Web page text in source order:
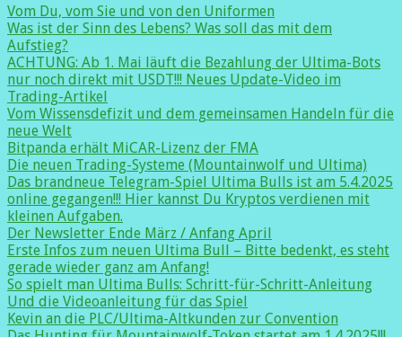
Vom Du, vom Sie und von den Uniformen
Was ist der Sinn des Lebens? Was soll das mit dem
Aufstieg?
ACHTUNG: Ab 1. Mai läuft die Bezahlung der Ultima-Bots
nur noch direkt mit USDT!!! Neues Update-Video im
Trading-Artikel
Vom Wissensdefizit und dem gemeinsamen Handeln für die
neue Welt
Bitpanda erhält MiCAR-Lizenz der FMA
Die neuen Trading-Systeme (Mountainwolf und Ultima)
Das brandneue Telegram-Spiel Ultima Bulls ist am 5.4.2025
online gegangen!!! Hier kannst Du Kryptos verdienen mit
kleinen Aufgaben.
Der Newsletter Ende März / Anfang April
Erste Infos zum neuen Ultima Bull – Bitte bedenkt, es steht
gerade wieder ganz am Anfang!
So spielt man Ultima Bulls: Schritt-für-Schritt-Anleitung
Und die Videoanleitung für das Spiel
Kevin an die PLC/Ultima-Altkunden zur Convention